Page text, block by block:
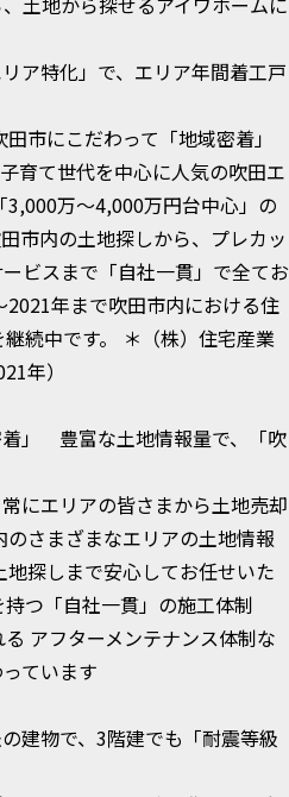
特化」で、エリア年間着工戸
市にこだわって「地域密着」
育て世代を中心に人気の吹田エ
万～4,000万円台中心」の
市内の土地探しから、プレカッ
ビスまで「自社一貫」で全てお
年まで吹田市内における住
続中です。 ＊（株）住宅産業
年）
」 豊富な土地情報量で、「吹
にエリアの皆さまから土地売却
さまざまなエリアの土地情報
探しまで安心してお任せいた
つ「自社一貫」の施工体制
アフターメンテナンス体制な
ています
物で、3階建でも「耐震等級